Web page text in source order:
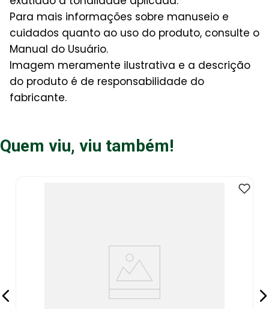
Para mais informações sobre manuseio e
cuidados quanto ao uso do produto, consulte o
Manual do Usuário.
Imagem meramente ilustrativa e a descrição
do produto é de responsabilidade do
fabricante.
Quem viu, viu também!